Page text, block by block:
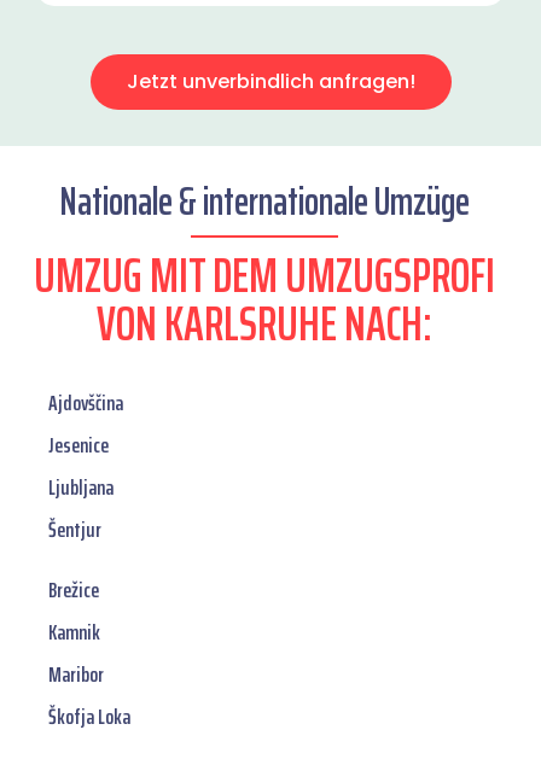
Jetzt unverbindlich anfragen!
Nationale & internationale Umzüge
UMZUG MIT DEM UMZUGSPROFI
VON KARLSRUHE NACH:
Ajdovščina
Jesenice
Ljubljana
Šentjur
Brežice
Kamnik
Maribor
Škofja Loka